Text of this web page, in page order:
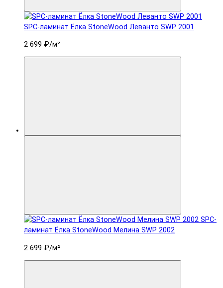
SPC-ламинат Ëлка StoneWood Леванто SWP 2001
2 699 ₽/м²
SPC-
ламинат Ëлка StoneWood Мелина SWP 2002
2 699 ₽/м²